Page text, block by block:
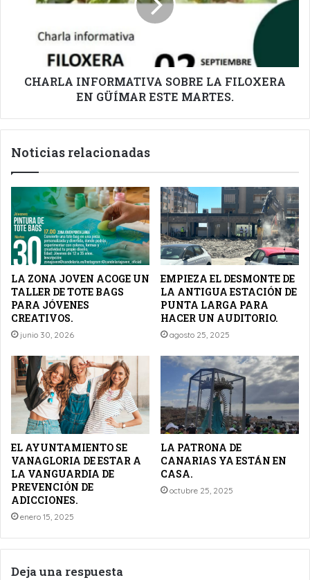
FILOXERA
GÜÍMAR
CHARLA INFORMATIVA SOBRE LA FILOXERA
EN GÜÍMAR ESTE MARTES.
Noticias relacionadas
LA ZONA JOVEN ACOGE UN
TALLER DE TOTE BAGS
PARA JÓVENES
CREATIVOS.
junio 30, 2026
EMPIEZA EL DESMONTE DE
LA ANTIGUA ESTACIÓN DE
PUNTA LARGA PARA
HACER UN AUDITORIO.
agosto 25, 2025
EL AYUNTAMIENTO SE
VANAGLORIA DE ESTAR A
LA VANGUARDIA DE
PREVENCIÓN DE
ADICCIONES.
enero 15, 2025
LA PATRONA DE
CANARIAS YA ESTÁN EN
CASA.
octubre 25, 2025
Deja una respuesta